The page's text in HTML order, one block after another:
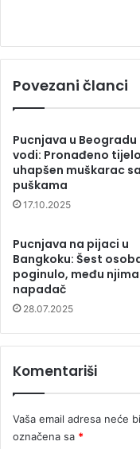
Povezani članci
Pucnjava u Beogradu
vodi: Pronađeno
uhapšen muškarac sa
puškama
17.10.2025
Pucnjava na pijaci u
Bangkoku: Šest
poginulo, među njima
napadač
28.07.2025
Komentariši
Vaša email adresa neće
označena sa *